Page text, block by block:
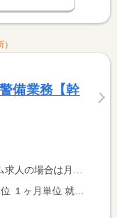
備業務【幹
場合は時間額を表示しています。